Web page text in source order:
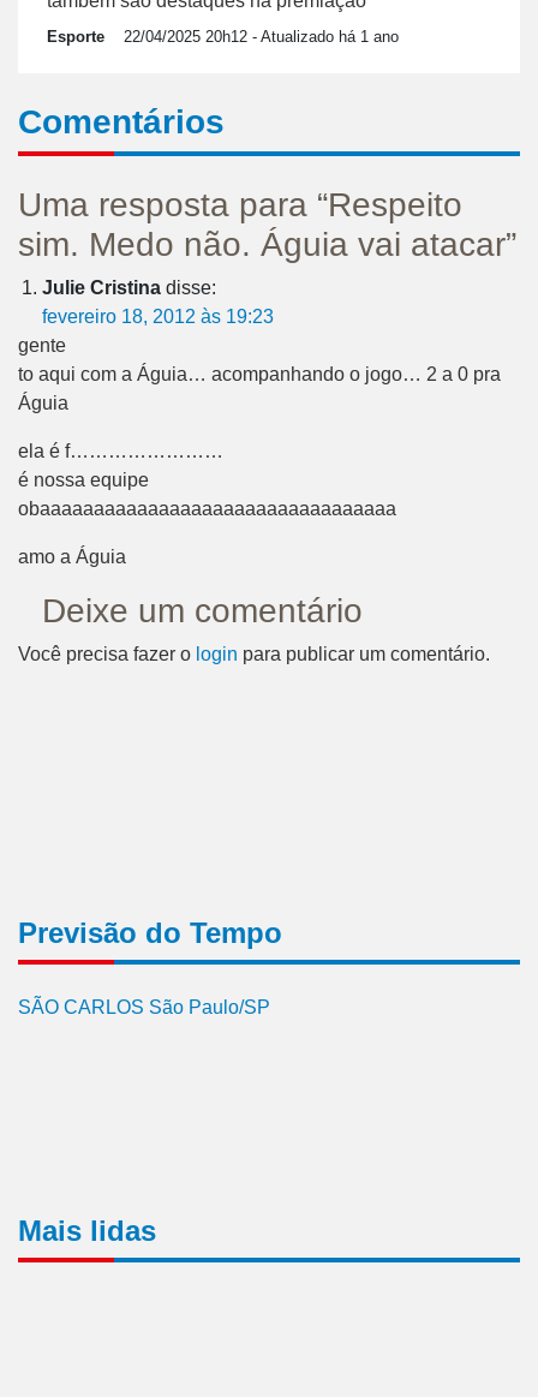
Esporte 22/04/2025 20h12 - Atualizado há 1 ano
Comentários
Uma resposta para “Respeito
sim. Medo não. Águia vai atacar”
Julie Cristina disse:
fevereiro 18, 2012 às 19:23
gente
to aqui com a Águia… acompanhando o jogo… 2 a 0 pra
Águia
ela é f……………………
é nossa equipe
obaaaaaaaaaaaaaaaaaaaaaaaaaaaaaaaaa
amo a Águia
Deixe um comentário
Você precisa fazer o login para publicar um comentário.
Previsão do Tempo
SÃO CARLOS São Paulo/SP
Mais lidas